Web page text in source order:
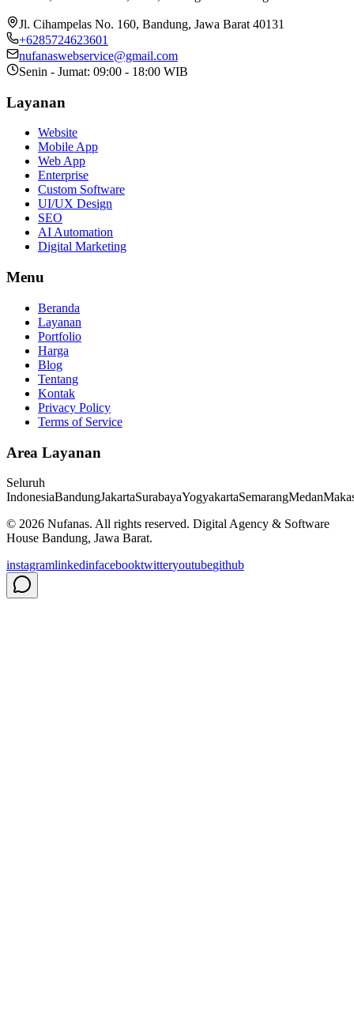
Jl. Cihampelas No. 160, Bandung, Jawa Barat 40131
+6285724623601
nufanaswebservice@gmail.com
Senin - Jumat: 09:00 - 18:00 WIB
Layanan
Website
Mobile App
Web App
Enterprise
Custom Software
UI/UX Design
SEO
AI Automation
Digital Marketing
Menu
Beranda
Layanan
Portfolio
Harga
Blog
Tentang
Kontak
Privacy Policy
Terms of Service
Area Layanan
Seluruh
IndonesiaBandungJakartaSurabayaYogyakartaSemarangMedan
© 2026 Nufanas. All rights reserved. Digital Agency & Software
House Bandung, Jawa Barat.
instagramlinkedinfacebooktwitteryoutubegithub